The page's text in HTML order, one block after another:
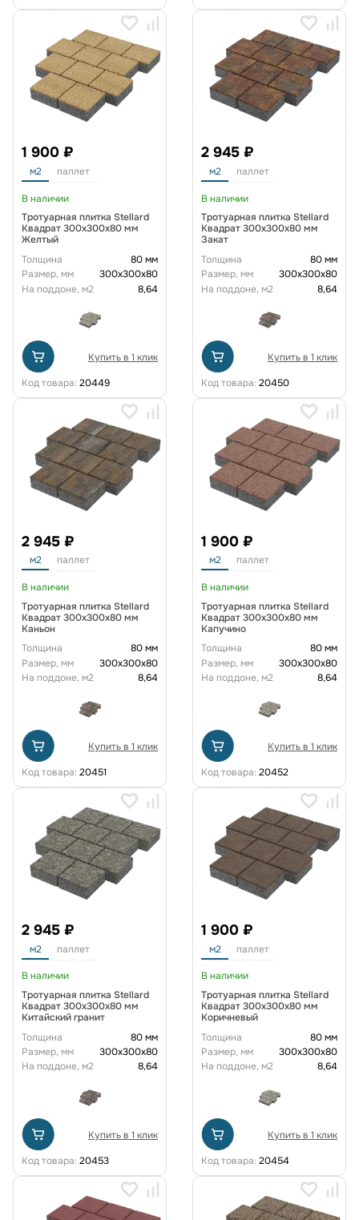
1 900 ₽
м2 паллет
В наличии
Тротуарная плитка Stellard
Квадрат 300x300x80 мм
Желтый
Толщина
80 мм
Размер, мм
300х300х80
На поддоне, м2
8,64
Купить в 1 клик
Код товара: 20449
2 945 ₽
м2 паллет
В наличии
Тротуарная плитка Stellard
Квадрат 300x300x80 мм
Закат
Толщина
80 мм
Размер, мм
300х300х80
На поддоне, м2
8,64
Купить в 1 клик
Код товара: 20450
2 945 ₽
м2 паллет
В наличии
Тротуарная плитка Stellard
Квадрат 300x300x80 мм
Каньон
Толщина
80 мм
Размер, мм
300х300х80
На поддоне, м2
8,64
Купить в 1 клик
Код товара: 20451
1 900 ₽
м2 паллет
В наличии
Тротуарная плитка Stellard
Квадрат 300x300x80 мм
Капучино
Толщина
80 мм
Размер, мм
300х300х80
На поддоне, м2
8,64
Купить в 1 клик
Код товара: 20452
2 945 ₽
м2 паллет
В наличии
Тротуарная плитка Stellard
Квадрат 300x300x80 мм
Китайский гранит
Толщина
80 мм
Размер, мм
300х300х80
На поддоне, м2
8,64
Купить в 1 клик
Код товара: 20453
1 900 ₽
м2 паллет
В наличии
Тротуарная плитка Stellard
Квадрат 300x300x80 мм
Коричневый
Толщина
80 мм
Размер, мм
300х300х80
На поддоне, м2
8,64
Купить в 1 клик
Код товара: 20454